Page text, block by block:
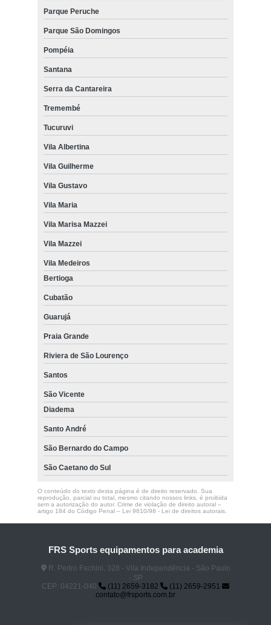
Parque Peruche
Parque São Domingos
Pompéia
Santana
Serra da Cantareira
Tremembé
Tucuruvi
Vila Albertina
Vila Guilherme
Vila Gustavo
Vila Maria
Vila Marisa Mazzei
Vila Mazzei
Vila Medeiros
Bertioga
Cubatão
Guarujá
Praia Grande
Riviera de São Lourenço
Santos
São Vicente
Diadema
Santo André
São Bernardo do Campo
São Caetano do Sul
O conteúdo do texto desta página é de direito reservado. Sua
reprodução, parcial ou total, mesmo citando nossos links, é proibida
sem a autorização do autor. Crime de violação de direito autoral –
artigo 184 do Código Penal – Lei 9610/98 - Lei de direitos autorais.
FRS Sports equipamentos para academia
R. Pedro Fachini, 328 - Vila Independência - São Paulo
- SP
CEP: 04221-040
(11) 2659-3182
(11) 2659-2951
contato@frsports.com.br